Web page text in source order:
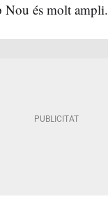
Nou és molt ampli.